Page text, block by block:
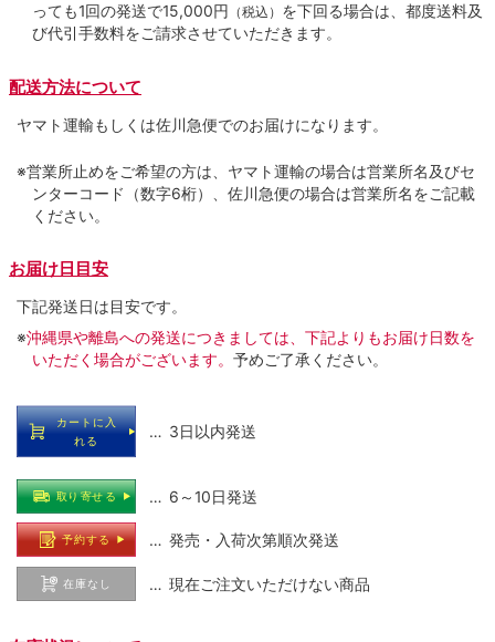
っても1回の発送で15,000円 （税込） を下回る場合は、都度送料及
び代引手数料をご請求させていただきます。
配送方法について
ヤマト運輸もしくは佐川急便でのお届けになります。
※営業所止めをご希望の方は、ヤマト運輸の場合は営業所名及びセ
ンターコード（数字6桁）、佐川急便の場合は営業所名をご記載
ください。
お届け日目安
下記発送日は目安です。
※沖縄県や離島への発送につきましては、下記よりもお届け日数を
いただく場合がございます。 予めご了承ください。
カートに入
れる
… 3日以内発送
取り寄せる … 6～10日発送
予約する … 発売・入荷次第順次発送
在庫なし … 現在ご注文いただけない商品